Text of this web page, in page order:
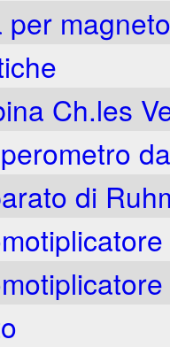
per
Ch.les
di